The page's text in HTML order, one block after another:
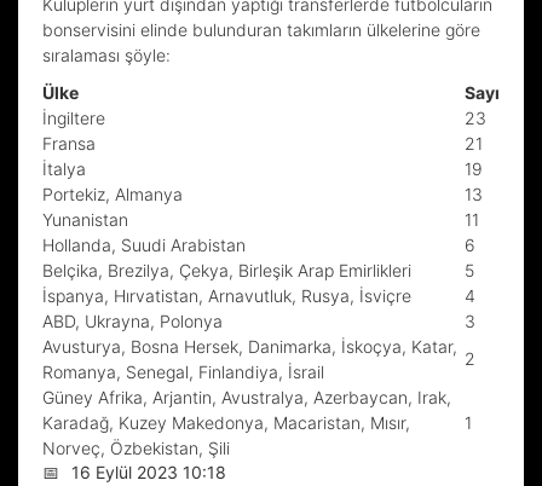
bonservisini elinde bulunduran takımların ülkelerine göre
sıralaması şöyle:
Ülke
Sayı
İngiltere
23
Fransa
21
İtalya
19
Portekiz, Almanya
13
Yunanistan
11
Hollanda, Suudi Arabistan
6
Belçika, Brezilya, Çekya, Birleşik Arap Emirlikleri
5
İspanya, Hırvatistan, Arnavutluk, Rusya, İsviçre
4
ABD, Ukrayna, Polonya
3
Avusturya, Bosna Hersek, Danimarka, İskoçya, Katar,
Romanya, Senegal, Finlandiya, İsrail
2
Güney Afrika, Arjantin, Avustralya, Azerbaycan, Irak,
Karadağ, Kuzey Makedonya, Macaristan, Mısır,
Norveç, Özbekistan, Şili
1
📅 16 Eylül 2023 10:18